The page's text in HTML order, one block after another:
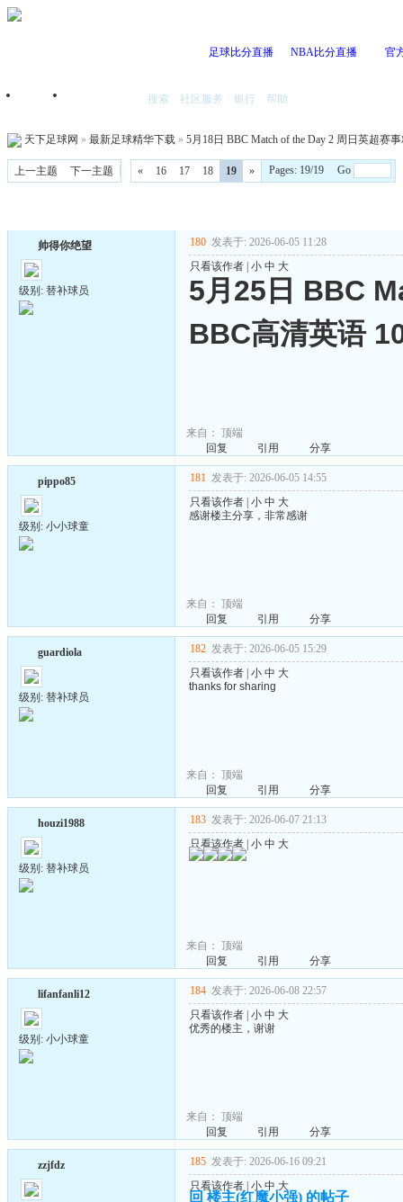
足球比分直播 NBA比分直播 官
首页 搜索 社区服务 银行 帮助
天下足球网 » 最新足球精华下载 » 5月18日 BBC Match of the Day 2 周日英超赛
上一主题 下一主题 « 16 17 18 19 » Pages: 19/19 Go
帅得你绝望
级别: 替补球员
180 发表于: 2026-06-05 11:28
只看该作者 小 中 大
5月25日 BBC
BBC高清英语
来自： 顶端
回复
引用 分享
pippo85
级别: 小小球童
181 发表于: 2026-06-05 14:55
只看该作者 小 中 大
感谢楼主分享，非常感谢
来自： 顶端
回复
引用 分享
guardiola
级别: 替补球员
182 发表于: 2026-06-05 15:29
只看该作者 小 中 大
thanks for sharing
来自： 顶端
回复
引用 分享
houzi1988
级别: 替补球员
183 发表于: 2026-06-07 21:13
只看该作者 小 中 大
来自： 顶端
回复
引用 分享
lifanfanli12
级别: 小小球童
184 发表于: 2026-06-08 22:57
只看该作者 小 中 大
优秀的楼主，谢谢
来自： 顶端
回复
引用 分享
zzjfdz 185 发表于: 2026-06-16 09:21
只看该作者 小 中 大
回 楼主(红魔小强) 的帖子